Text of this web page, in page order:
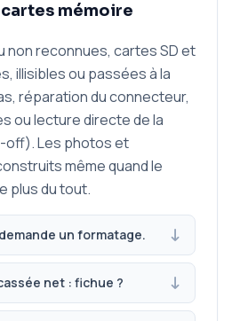
cartes mémoire
non reconnues, cartes SD et
illisibles ou passées à la
réparation du connecteur,
ou lecture directe de la
off). Les photos et
même quand le
plus du tout.
un formatage.
net : fichue ?